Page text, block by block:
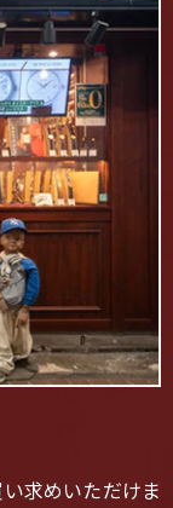
求めいただけま